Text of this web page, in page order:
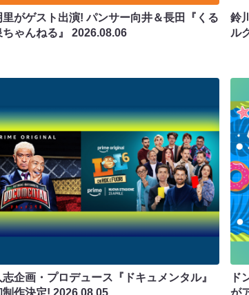
里がゲスト出演! パンサー向井＆長田『くる
ちゃんねる』2026.08.06
鈴
ル
企画・プロデュース『ドキュメンタル』
制作決定!2026.08.05
ド
が